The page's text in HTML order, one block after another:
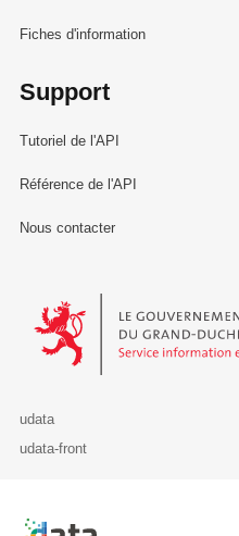
Fiches d'information
Support
Tutoriel de l'API
Référence de l'API
Nous contacter
Le Gouvernement du Grand-
udata
udata-front
Retour à l'accueil de